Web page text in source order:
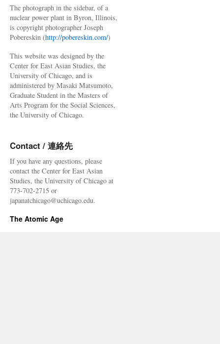
The photograph in the sidebar, of a
nuclear power plant in Byron, Illinois,
is copyright photographer Joseph
Pobereskin (http://pobereskin.com/)
This website was designed by the
Center for East Asian Studies, the
University of Chicago, and is
administered by Masaki Matsumoto,
Graduate Student in the Masters of
Arts Program for the Social Sciences,
the University of Chicago.
Contact / 連絡先
If you have any questions, please
contact the Center for East Asian
Studies, the University of Chicago at
773-702-2715 or
japanatchicago@uchicago.edu.
The Atomic Age